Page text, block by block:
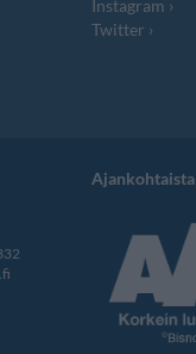
Instagram
Twitter
Ajankohtaista